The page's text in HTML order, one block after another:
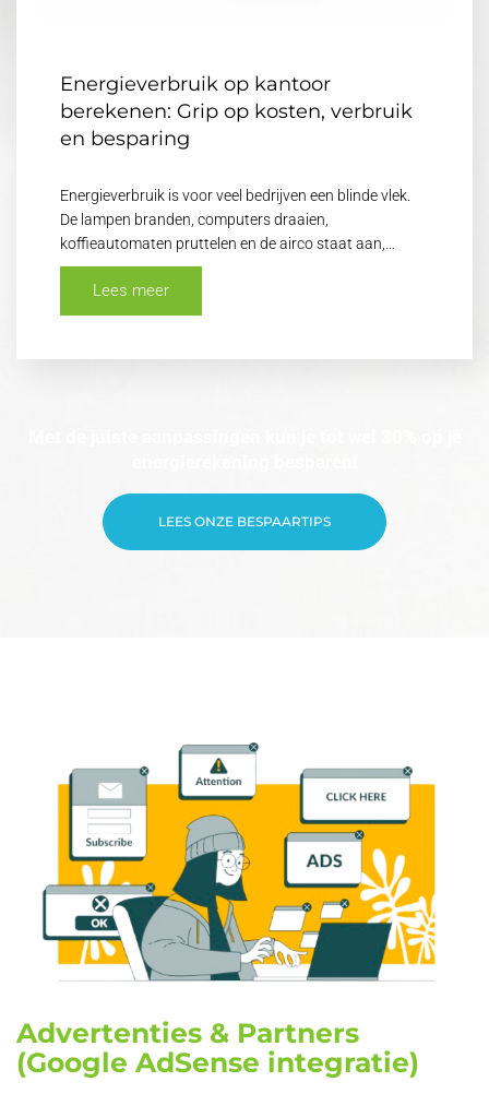
Energieverbruik op kantoor
berekenen: Grip op kosten, verbruik
en besparing
Energieverbruik is voor veel bedrijven een blinde vlek.
De lampen branden, computers draaien,
koffieautomaten pruttelen en de airco staat aan,…
Lees meer
LEES ONZE BESPAARTIPS
Advertenties & Partners
(Google AdSense integratie)